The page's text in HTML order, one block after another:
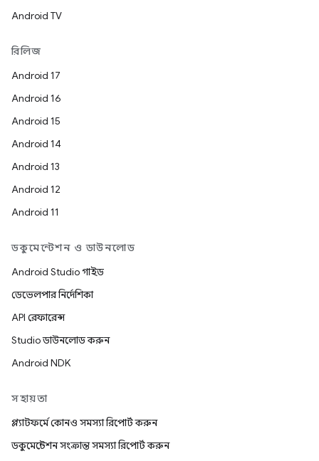
Android TV
রিলিজ
Android 17
Android 16
Android 15
Android 14
Android 13
Android 12
Android 11
ডকুমেন্টেশন ও ডাউনলোড
Android Studio গাইড
ডেভেলপার নির্দেশিকা
API রেফারেন্স
Studio ডাউনলোড করুন
Android NDK
সহায়তা
প্ল্যাটফর্মে কোনও সমস্যা রিপোর্ট করুন
ডকুমেন্টেশন সংক্রান্ত সমস্যা রিপোর্ট করুন